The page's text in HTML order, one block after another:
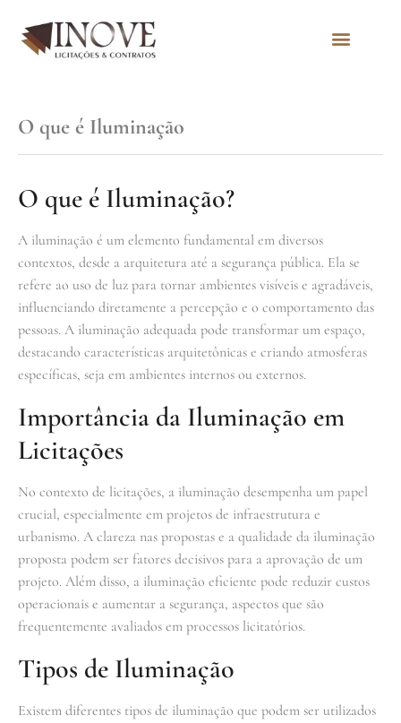
O que é Iluminação
O que é Iluminação?
A iluminação é um elemento fundamental em diversos
contextos, desde a arquitetura até a segurança pública. Ela se
refere ao uso de luz para tornar ambientes visíveis e agradáveis,
influenciando diretamente a percepção e o comportamento das
pessoas. A iluminação adequada pode transformar um espaço,
destacando características arquitetônicas e criando atmosferas
específicas, seja em ambientes internos ou externos.
Importância da Iluminação em
Licitações
No contexto de licitações, a iluminação desempenha um papel
crucial, especialmente em projetos de infraestrutura e
urbanismo. A clareza nas propostas e a qualidade da iluminação
proposta podem ser fatores decisivos para a aprovação de um
projeto. Além disso, a iluminação eficiente pode reduzir custos
operacionais e aumentar a segurança, aspectos que são
frequentemente avaliados em processos licitatórios.
Tipos de Iluminação
Existem diferentes tipos de iluminação que podem ser utilizados